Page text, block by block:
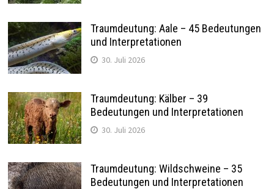
Traumdeutung: Aale – 45 Bedeutungen
und Interpretationen
30. Juli 2026
Traumdeutung: Kälber – 39
Bedeutungen und Interpretationen
30. Juli 2026
Traumdeutung: Wildschweine – 35
Bedeutungen und Interpretationen